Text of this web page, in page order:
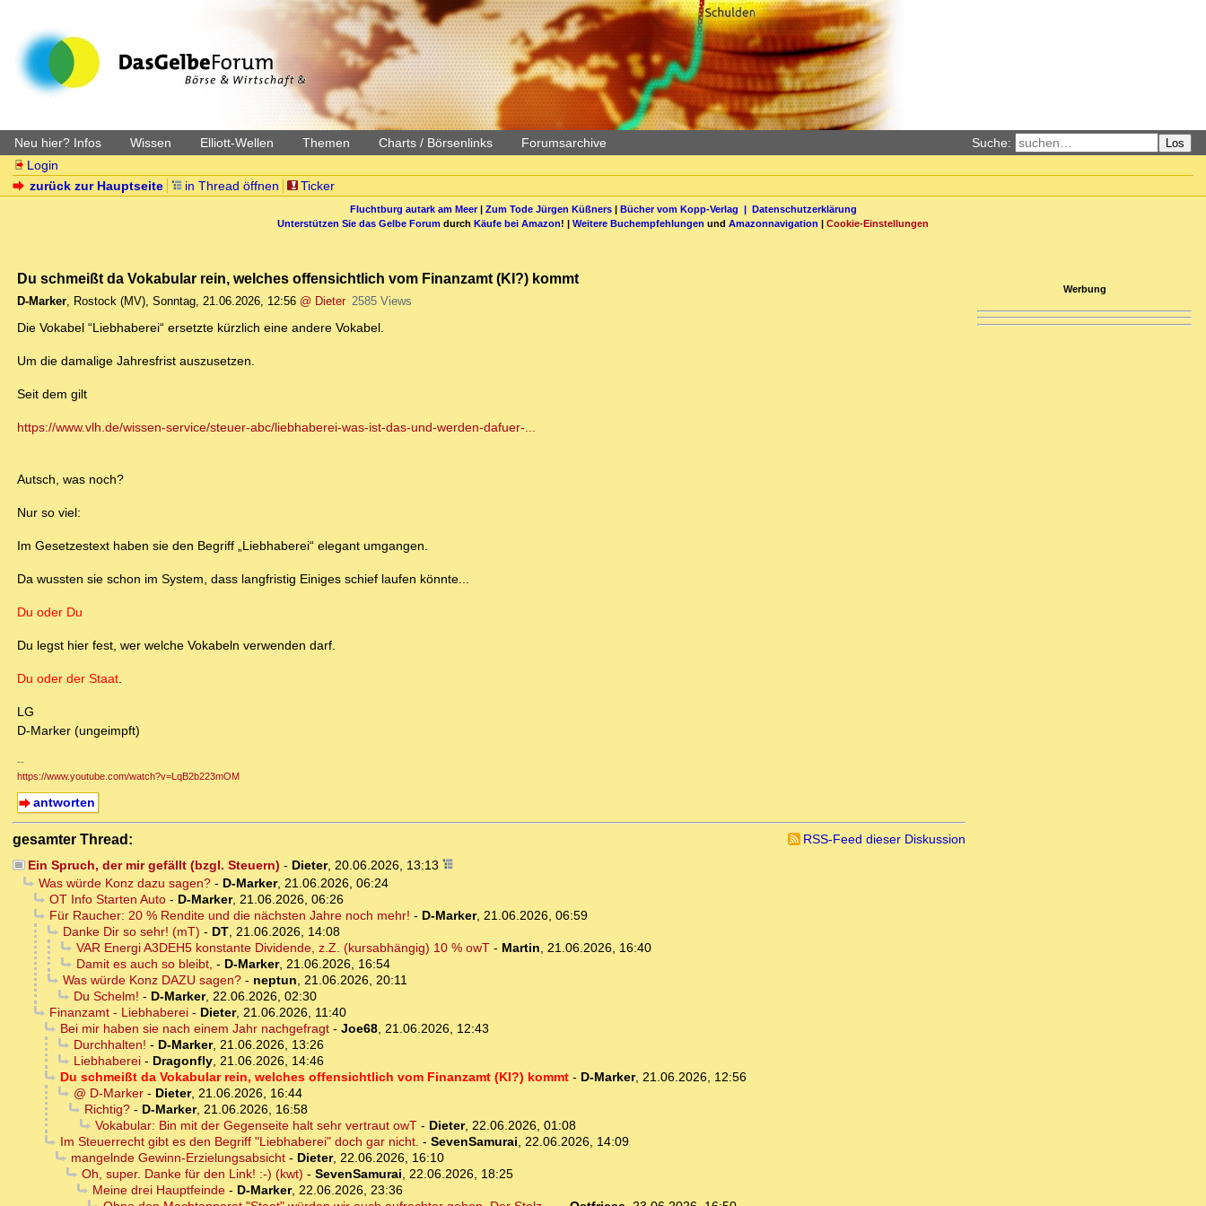
Neu hier? Infos Wissen Elliott-Wellen Themen Charts / Börsenlinks Forumsarchive Suche: Los
Login
zurück zur Hauptseite
in Thread öffnen Ticker
Fluchtburg autark am Meer| Zum Tode Jürgen Küßners| Bücher vom Kopp-Verlag | Datenschutzerklärung
Unterstützen Sie das Gelbe Forum durch Käufe bei Amazon! | Weitere Buchempfehlungen und Amazonnavigation | Cookie-Einstellungen
Du schmeißt da Vokabular rein, welches offensichtlich vom Finanzamt (KI?) kommt
D-Marker, Rostock (MV), Sonntag, 21.06.2026, 12:56 @ Dieter 2585 Views
Die Vokabel “Liebhaberei“ ersetzte kürzlich eine andere Vokabel.
Um die damalige Jahresfrist auszusetzen.
Seit dem gilt
https://www.vlh.de/wissen-service/steuer-abc/liebhaberei-was-ist-das-und-werden-dafuer-...
Autsch, was noch?
Nur so viel:
Im Gesetzestext haben sie den Begriff „Liebhaberei“ elegant umgangen.
Da wussten sie schon im System, dass langfristig Einiges schief laufen könnte...
Du oder Du
Du legst hier fest, wer welche Vokabeln verwenden darf.
Du oder der Staat.
LG
D-Marker (ungeimpft)
--
https://www.youtube.com/watch?v=LqB2b223mOM
antworten
gesamter Thread:
RSS-Feed dieser Diskussion
Ein Spruch, der mir gefällt (bzgl. Steuern) - Dieter, 20.06.2026, 13:13
Was würde Konz dazu sagen?- D-Marker, 21.06.2026, 06:24
OT Info Starten Auto- D-Marker, 21.06.2026, 06:26
Für Raucher: 20 % Rendite und die nächsten Jahre noch mehr! - D-Marker, 21.06.2026, 06:59
Danke Dir so sehr! (mT) - DT, 21.06.2026, 14:08
VAR Energi A3DEH5 konstante Dividende, z.Z. (kursabhängig) 10 % owT- Martin, 21.06.2026, 16:40
Damit es auch so bleibt, - D-Marker, 21.06.2026, 16:54
Was würde Konz DAZU sagen?- neptun, 21.06.2026, 20:11
Du Schelm! - D-Marker, 22.06.2026, 02:30
Finanzamt - Liebhaberei- Dieter, 21.06.2026, 11:40
Bei mir haben sie nach einem Jahr nachgefragt- Joe68, 21.06.2026, 12:43
Durchhalten! - D-Marker, 21.06.2026, 13:26
Liebhaberei- Dragonfly, 21.06.2026, 14:46
Du schmeißt da Vokabular rein, welches offensichtlich vom Finanzamt (KI?) kommt- D-Marker, 21.06.2026, 12:56
@ D-Marker- Dieter, 21.06.2026, 16:44
Richtig?- D-Marker, 21.06.2026, 16:58
Vokabular: Bin mit der Gegenseite halt sehr vertraut owT- Dieter, 22.06.2026, 01:08
Im Steuerrecht gibt es den Begriff "Liebhaberei" doch gar nicht. - SevenSamurai, 22.06.2026, 14:09
mangelnde Gewinn-Erzielungsabsicht- Dieter, 22.06.2026, 16:10
Oh, super. Danke für den Link! :-) (kwt) - SevenSamurai, 22.06.2026, 18:25
Meine drei Hauptfeinde- D-Marker, 22.06.2026, 23:36
Werbung